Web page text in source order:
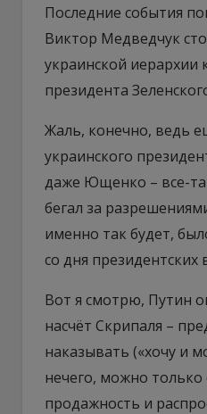
Последние события
Виктор Медведчук
украинской иерархии
президента
Жаль, конечно, ведь
украинского
даже Ющенко – все-
бегал за
именно так будет,
со дня президентских
Вот я смотрю, Путин
насчёт Скрипаля –
наказывать («хочу и
нечего, можно только
продажность и